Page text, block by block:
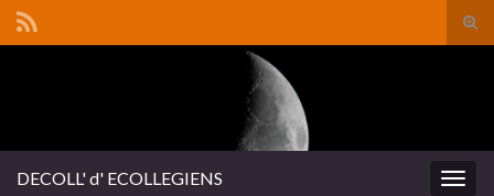
DECOLL' d' ECOLLEGIENS